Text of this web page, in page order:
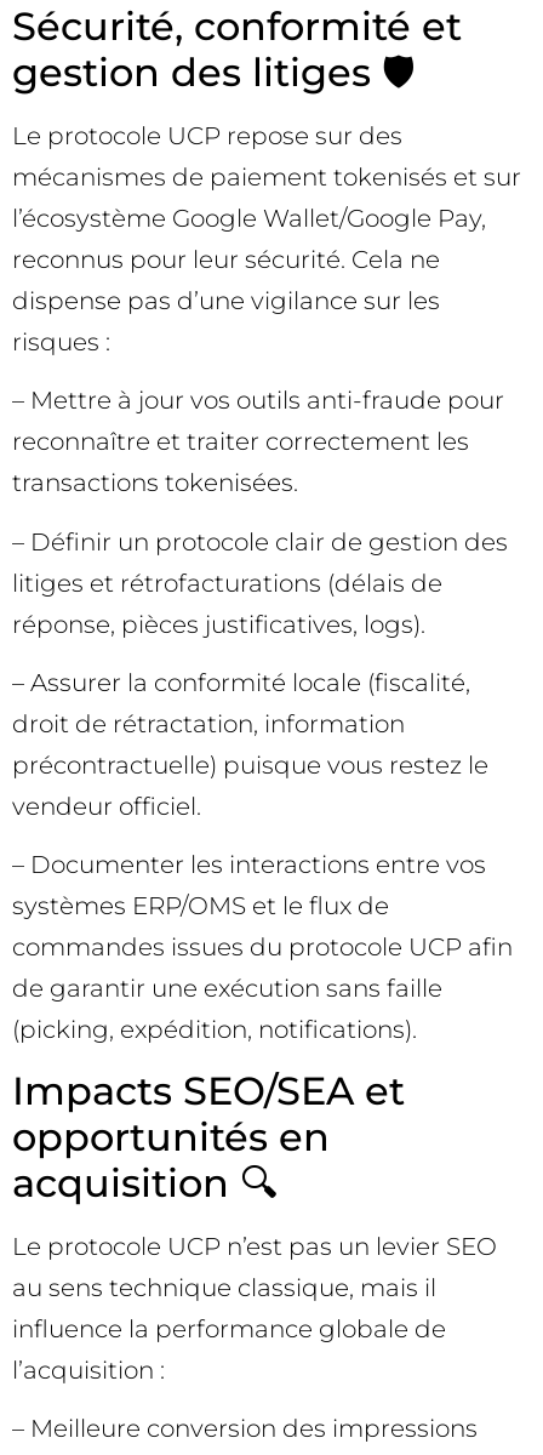
Sécurité, conformité et
gestion des litiges 🛡️
Le protocole UCP repose sur des
mécanismes de paiement tokenisés et sur
l’écosystème Google Wallet/Google Pay,
reconnus pour leur sécurité. Cela ne
dispense pas d’une vigilance sur les
risques :
– Mettre à jour vos outils anti-fraude pour
reconnaître et traiter correctement les
transactions tokenisées.
– Définir un protocole clair de gestion des
litiges et rétrofacturations (délais de
réponse, pièces justificatives, logs).
– Assurer la conformité locale (fiscalité,
droit de rétractation, information
précontractuelle) puisque vous restez le
vendeur officiel.
– Documenter les interactions entre vos
systèmes ERP/OMS et le flux de
commandes issues du protocole UCP afin
de garantir une exécution sans faille
(picking, expédition, notifications).
Impacts SEO/SEA et
opportunités en
acquisition 🔍
Le protocole UCP n’est pas un levier SEO
au sens technique classique, mais il
influence la performance globale de
l’acquisition :
– Meilleure conversion des impressions